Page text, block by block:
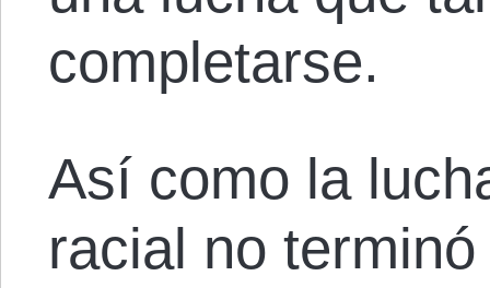
completarse.
Así como la
racial no